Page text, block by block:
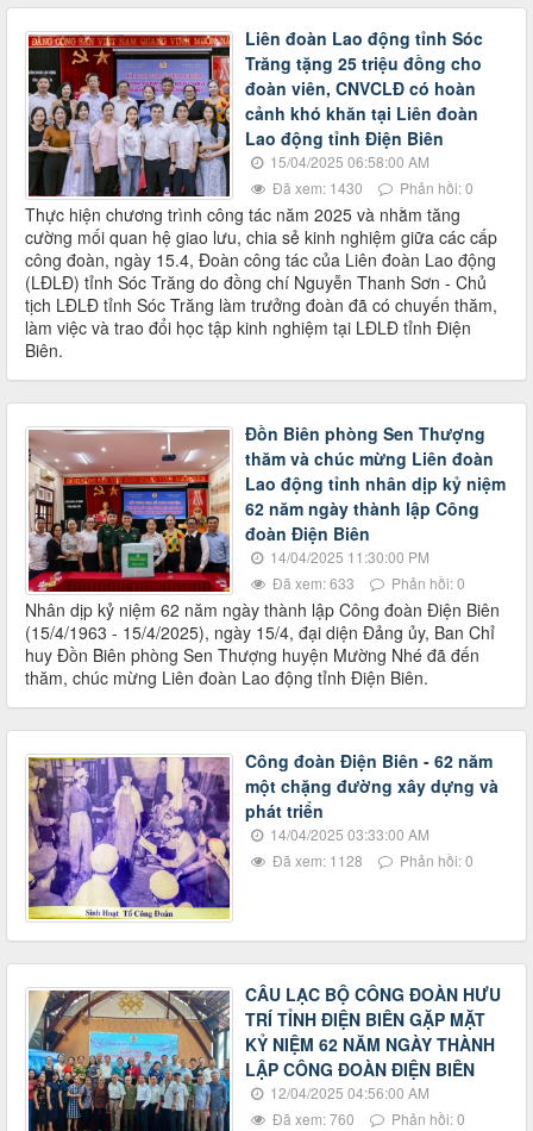
Liên đoàn Lao động tỉnh Sóc
Trăng tặng 25 triệu đồng cho
đoàn viên, CNVCLĐ có hoàn
cảnh khó khăn tại Liên đoàn
Lao động tỉnh Điện Biên
15/04/2025 06:58:00 AM
Đã xem: 1430
Phản hồi: 0
Thực hiện chương trình công tác năm 2025 và nhằm tăng
cường mối quan hệ giao lưu, chia sẻ kinh nghiệm giữa các cấp
công đoàn, ngày 15.4, Đoàn công tác của Liên đoàn Lao động
(LĐLĐ) tỉnh Sóc Trăng do đồng chí Nguyễn Thanh Sơn - Chủ
tịch LĐLĐ tỉnh Sóc Trăng làm trưởng đoàn đã có chuyến thăm,
làm việc và trao đổi học tập kinh nghiệm tại LĐLĐ tỉnh Điện
Biên.
Đồn Biên phòng Sen Thượng
thăm và chúc mừng Liên đoàn
Lao động tỉnh nhân dịp kỷ niệm
62 năm ngày thành lập Công
đoàn Điện Biên
14/04/2025 11:30:00 PM
Đã xem: 633
Phản hồi: 0
Nhân dịp kỷ niệm 62 năm ngày thành lập Công đoàn Điện Biên
(15/4/1963 - 15/4/2025), ngày 15/4, đại diện Đảng ủy, Ban Chỉ
huy Đồn Biên phòng Sen Thượng huyện Mường Nhé đã đến
thăm, chúc mừng Liên đoàn Lao động tỉnh Điện Biên.
Công đoàn Điện Biên - 62 năm
một chặng đường xây dựng và
phát triển
14/04/2025 03:33:00 AM
Đã xem: 1128
Phản hồi: 0
CÂU LẠC BỘ CÔNG ĐOÀN HƯU
TRÍ TỈNH ĐIỆN BIÊN GẶP MẶT
KỶ NIỆM 62 NĂM NGÀY THÀNH
LẬP CÔNG ĐOÀN ĐIỆN BIÊN
12/04/2025 04:56:00 AM
Đã xem: 760
Phản hồi: 0